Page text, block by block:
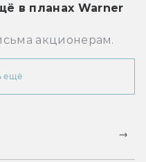
в планах Warner
акционерам.
ещё